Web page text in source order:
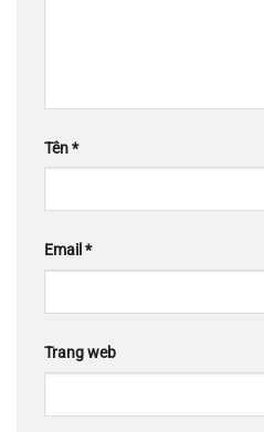
Tên*
Email*
Trang web